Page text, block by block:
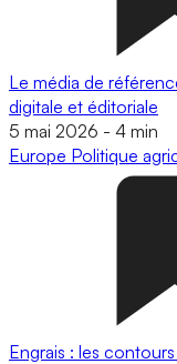
Le média de
digitale et éditoriale
5 mai 2026 - 4 min
Europe Politique
Engrais : les